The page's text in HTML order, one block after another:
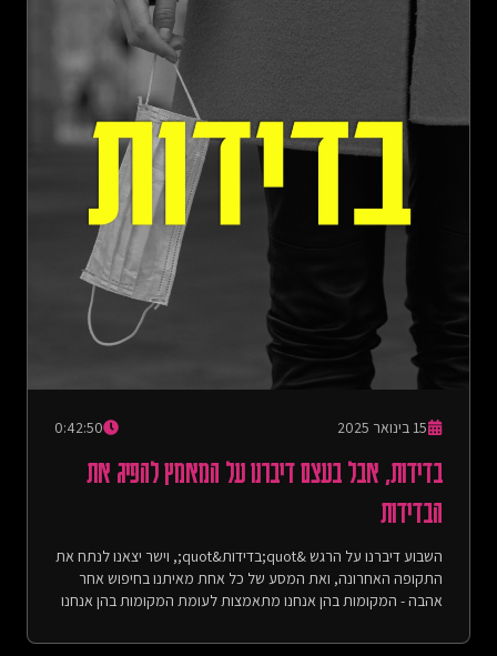
15 בינואר 2025 0:42:50
בדידות, אבל בעצם דיברנו על המאמץ להפיג את
הבדידות
השבוע דיברנו על הרגש &quot;בדידות&quot;, וישר יצאנו לנתח את
התקופה האחרונה, ואת המסע של כל אחת מאיתנו בחיפוש אחר
אהבה - המקומות בהן אנחנו מתאמצות לעומת המקומות בהן אנחנו
בגל הראשון של הקורונה, ואיך לצד החרדה מהמחלה גם פחדנו למות